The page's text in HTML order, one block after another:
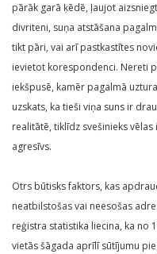
pārāk garā ķēdē, ļaujot
divriteni, suņa atstāšana
tikt pāri, vai arī pastkastītes
ievietot korespondenci. Nereti
iekšpusē, kamēr pagalmā
uzskats, ka tieši viņa suns ir
realitātē, tiklīdz svešinieks
agresīvs.
Otrs būtisks faktors, kas
neatbilstošas vai neesošas
reģistra statistika liecina, ka no
vietās šāgada aprīlī sūtījumu